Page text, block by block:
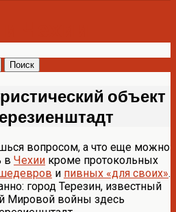
объект
вопросом, а что еще можно
в Чехии кроме протокольных
и пивных «для своих».
город Терезин, известный
Мировой войны здесь